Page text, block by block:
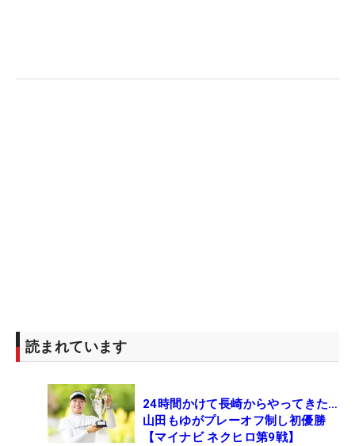
同じミスをしないようにしたいですね」。初優勝を
バースデーVで飾りたい。（文・小池文子）
読まれています
24時間かけて長崎からやってきた…
山田もゆがプレーオフ制し初優勝
【マイナビ ネクヒロ第9戦】